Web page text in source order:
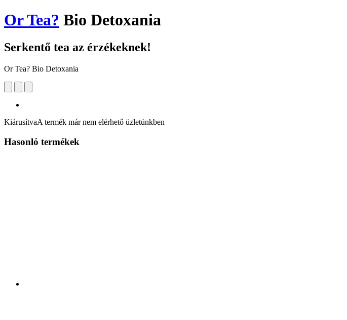
Or Tea? Bio Detoxania
Serkentő tea az érzékeknek!
Or Tea? Bio Detoxania
KiárusítvaA termék már nem elérhető üzletünkben
Hasonló termékek